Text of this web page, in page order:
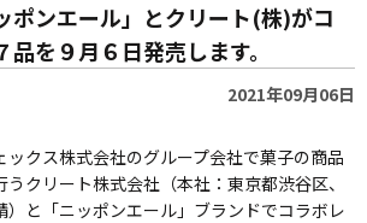
ポンエール」とクリート(株)がコ
を９月６日発売します。
2021年09月06日
ックス株式会社のグループ会社で菓子の商品
クリート株式会社（本社：東京都渋谷区、
）と「ニッポンエール」ブランドでコラボレ